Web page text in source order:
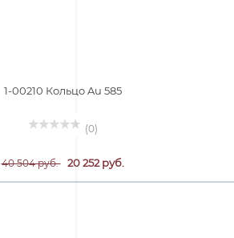
1-00210 Кольцо Au 585
(0)
40 504 руб. 20 252 руб.